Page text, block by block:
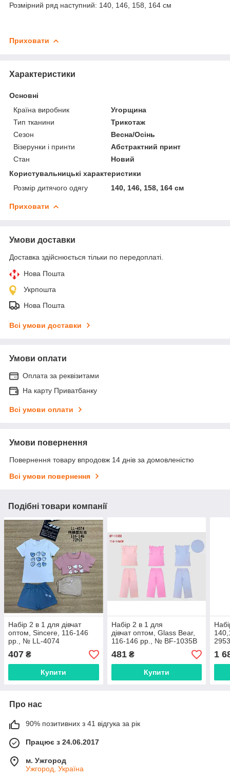
Розмірний ряд наступний: 140, 146, 158, 164 см
Приховати
Характеристики
Основні
Країна виробник
Угорщина
Тип тканини
Трикотаж
Сезон
Весна/Осінь
Візерунки і принти
Абстрактний принт
Стан
Новий
Користувальницькі характеристики
Розмір дитячого одягу
140, 146, 158, 164 см
Приховати
Умови доставки
Доставка здійснюється тільки по передоплаті.
Нова Пошта
Укрпошта
Нова Пошта
Всі умови доставки
Умови оплати
Оплата за реквізитами
На карту Приватбанку
Всі умови оплати
Умови повернення
Повернення товару впродовж 14 днів за домовленістю
Всі умови повернення
Подібні товари компанії
Набір 2 в 1 для дівчат
оптом, Sincere, 116-146
рр., № LL-4074
407 ₴
Купити
Набір 2 в 1 для
дівчат оптом, Glass Bear,
116-146 рр., № BF-1035B
481₴
Купити
1
Про нас
90% позитивних з 41 відгука за рік
Працює з 24.06.2017
м. Ужгород
Ужгород, Україна